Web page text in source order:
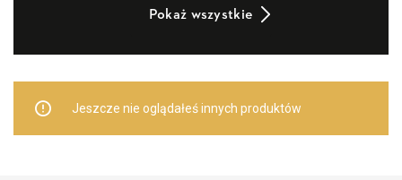
Pokaż wszystkie
Jeszcze nie oglądałeś innych produktów